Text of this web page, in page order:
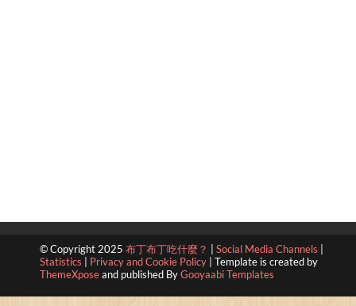
© Copyright 2025 布丁布丁吃什麼？ Social Media Channels
Statistics
Privacy and Cookie Policy
Template is created by
ThemeXposeand published ByGooyaabi Templates